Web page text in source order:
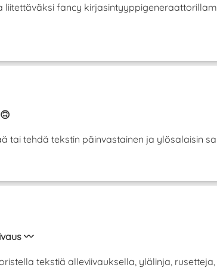
fancy
tai tehdä tekstin päinvastainen ja ylösalaisin
〰️
tekstiä alleviivauksella, ylälinja,